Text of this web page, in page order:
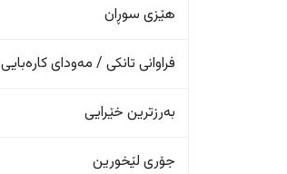
هێزی سوڕان
فراوانی تانکی / مەودای کارەبایی
بەرزترین خێرایی
جۆری لێخورین